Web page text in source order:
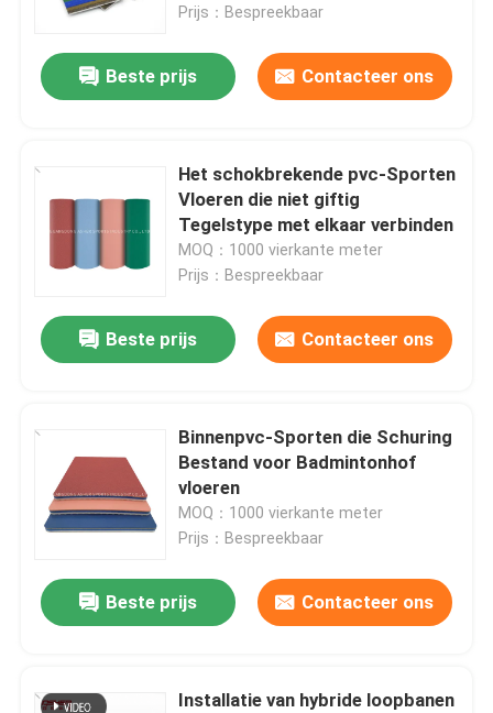
Prijs：Bespreekbaar
Beste prijs Contacteer ons
Het schokbrekende pvc-Sporten
Vloeren die niet giftig
Tegelstype met elkaar verbinden
MOQ：1000 vierkante meter
Prijs：Bespreekbaar
Beste prijs Contacteer ons
Binnenpvc-Sporten die Schuring
Bestand voor Badmintonhof
vloeren
MOQ：1000 vierkante meter
Prijs：Bespreekbaar
Beste prijs Contacteer ons
Installatie van hybride loopbanen